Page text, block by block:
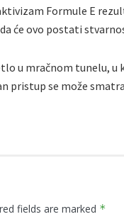
Formule E
će ovo postati
u mračnom tunelu, u
pristup se može
fields are marked *